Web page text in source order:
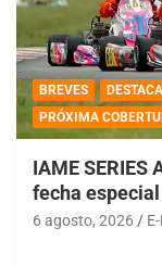
BREVES
PRÓXIMA
IAME SERIES
fecha
6 agosto, 2026